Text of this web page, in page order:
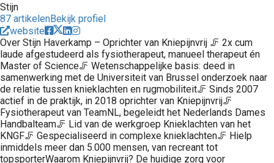
Stijn
87 artikelenBekijk profiel
website
Over Stijn Haverkamp – Oprichter van Kniepijnvrij 🦵 2x cum
laude afgestudeerd als fysiotherapeut, manueel therapeut én
Master of Science🦵 Wetenschappelijke basis: deed in
samenwerking met de Universiteit van Brussel onderzoek naar
de relatie tussen knieklachten en rugmobiliteit🦵 Sinds 2007
actief in de praktijk, in 2018 oprichter van Kniepijnvrij🦵
Fysiotherapeut van TeamNL, begeleidt het Nederlands Dames
Handbalteam🦵 Lid van de werkgroep Knieklachten van het
KNGF🦵 Gespecialiseerd in complexe knieklachten🦵 Hielp
inmiddels meer dan 5.000 mensen, van recreant tot
topsporterWaarom Kniepijnvrij? De huidige zorg voor